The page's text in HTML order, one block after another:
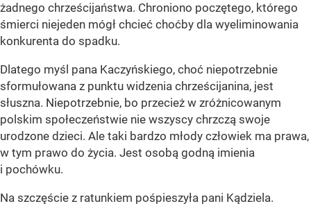
żadnego chrześcijaństwa. Chroniono poczętego, którego
śmierci niejeden mógł chcieć choćby dla wyeliminowania
konkurenta do spadku.
Dlatego myśl pana Kaczyńskiego, choć niepotrzebnie
sformułowana z punktu widzenia chrześcijanina, jest
słuszna. Niepotrzebnie, bo przecież w zróżnicowanym
polskim społeczeństwie nie wszyscy chrzczą swoje
urodzone dzieci. Ale taki bardzo młody człowiek ma prawa,
w tym prawo do życia. Jest osobą godną imienia
i pochówku.
Na szczęście z ratunkiem pośpieszyła pani Kądziela.